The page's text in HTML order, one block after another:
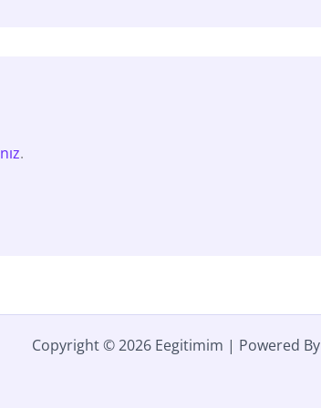
.
Copyright © 2026 Eegitimim | Powered By